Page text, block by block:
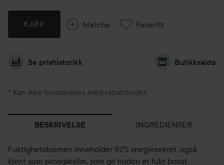
KJØP Matche Favoritt
Se prishistorikk Butikksaldo
* Kan ikke kombineres med rabattkoder.
BESKRIVELSE INGREDIENSER
Fuktighetskremen inneholder 92% sneglesekret, også
kjent som senegleslim, som gir huden et fukt boost,